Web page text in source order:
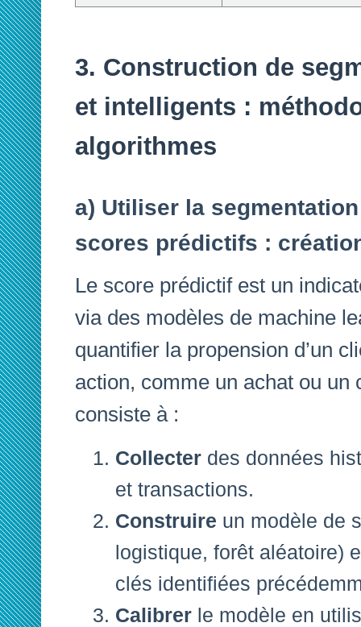
3. Construction de
et intelligents :
algorithmes
a) Utiliser la
scores prédictifs :
Le score prédictif est un
via des modèles de machine
quantifier la propension d’un
action, comme un achat ou un
consiste à :
Collecter des données
et transactions.
Construire un modèle de
logistique, forêt aléatoire)
clés identifiées
Calibrer le modèle en